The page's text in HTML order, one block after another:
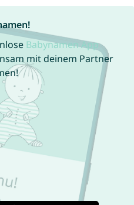
Babynamen App
mit deinem Partner